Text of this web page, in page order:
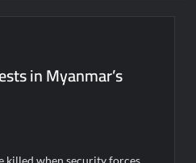
in Myanmar’s
killed when security forces